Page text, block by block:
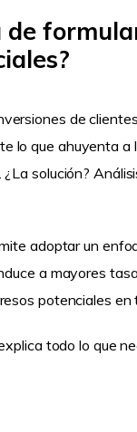
de
de
lo que ahuyenta a
solución?
adoptar un
a mayores
potenciales
todo lo que